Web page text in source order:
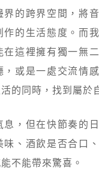
界的跨界空間，將
作的生活態度。而
在這裡擁有獨一無
，或是一處交流情
的同時，找到屬於
息，但在快節奏的
味、酒飲是否合口
不能帶來驚喜。